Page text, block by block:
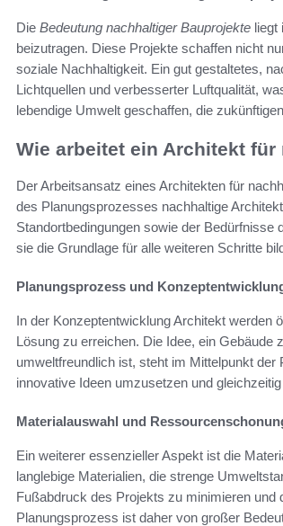
Die Bedeutung nachhaltiger Bauprojekte liegt
beizutragen. Diese Projekte schaffen nicht
soziale Nachhaltigkeit. Ein gut gestaltetes,
Lichtquellen und verbesserter Luftqualität,
lebendige Umwelt geschaffen, die
Wie arbeitet ein Architekt
Der Arbeitsansatz eines Architekten für
des Planungsprozesses nachhaltige
Standortbedingungen sowie der
sie die Grundlage für alle weiteren Schritte
Planungsprozess und
In der Konzeptentwicklung Architekt werden
Lösung zu erreichen. Die Idee, ein
umweltfreundlich ist, steht im Mittelpunkt
innovative Ideen umzusetzen und
Materialauswahl und
Ein weiterer essenzieller Aspekt ist die
langlebige Materialien, die strenge
Fußabdruck des Projekts zu minimieren
Planungsprozess ist daher von großer